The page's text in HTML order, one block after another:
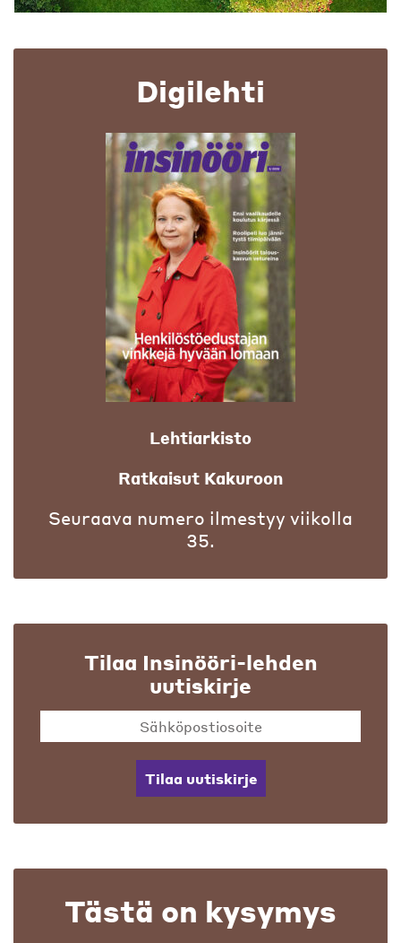
Digilehti
Lehtiarkisto
Ratkaisut Kakuroon
Seuraava numero ilmestyy viikolla
35.
Tilaa Insinööri-lehden
uutiskirje
Tilaa uutiskirje
Tästä on kysymys